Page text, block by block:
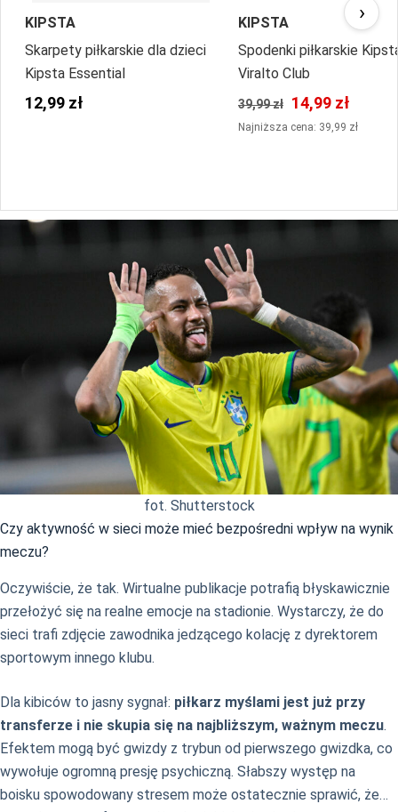
KIPSTA
Skarpety piłkarskie dla dzieci
Kipsta Essential
12,99 zł
KIPSTA
Spodenki piłkarskie
Viralto Club
39,99 zł 14,99 zł
Najniższa cena: 39,99 zł
›
fot. Shutterstock
Czy aktywność w sieci może mieć bezpośredni wpływ na wynik
meczu?
Oczywiście, że tak. Wirtualne publikacje potrafią błyskawicznie
przełożyć się na realne emocje na stadionie. Wystarczy, że do
sieci trafi zdjęcie zawodnika jedzącego kolację z dyrektorem
sportowym innego klubu.
Dla kibiców to jasny sygnał: piłkarz myślami jest już przy
transferze i nie skupia się na najbliższym, ważnym meczu.
Efektem mogą być gwizdy z trybun od pierwszego gwizdka, co
wywołuje ogromną presję psychiczną. Słabszy występ na
boisku spowodowany stresem może ostatecznie sprawić, że…